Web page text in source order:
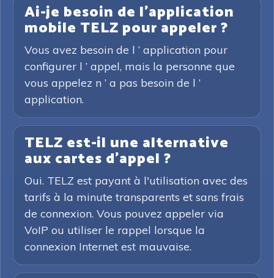
Ai-je besoin de l'application
mobile TELZ pour appeler ?
Vous avez besoin de l ’ application pour
configurer l ’ appel, mais la personne que
vous appelez n ’ a pas besoin de l ’
application.
TELZ est-il une alternative
aux cartes d'appel ?
Oui. TELZ est payant à l'utilisation avec des
tarifs à la minute transparents et sans frais
de connexion. Vous pouvez appeler via
VoIP ou utiliser le rappel lorsque la
connexion Internet est mauvaise.